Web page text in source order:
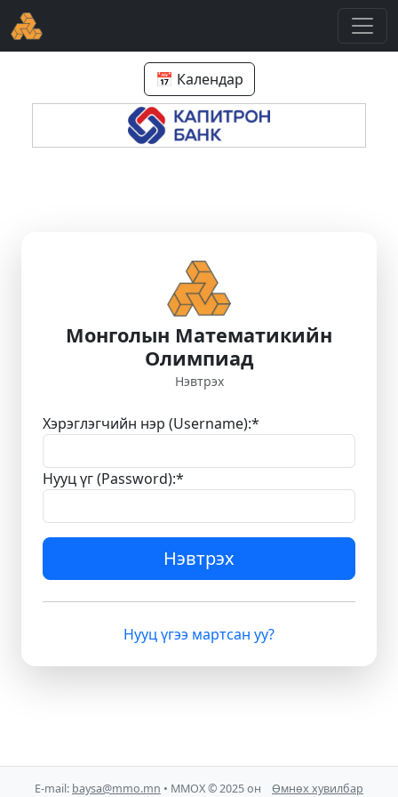
📅 Календар
Монголын Математикийн
Олимпиад
Нэвтрэх
Хэрэглэгчийн нэр (Username):*
Нууц үг (Password):*
Нэвтрэх
Нууц үгээ мартсан уу?
E-mail: baysa@mmo.mn • ММОХ © 2025 он Өмнөх хувилбар